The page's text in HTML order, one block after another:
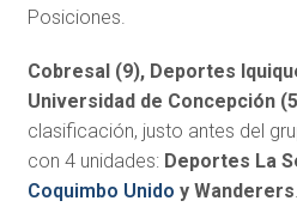
Posiciones.
Cobresal (9), Deportes
Universidad de Concepción
clasificación, justo antes del
con 4 unidades: Deportes La
Coquimbo Unido y Wanderers.